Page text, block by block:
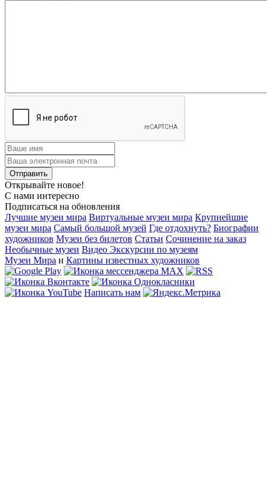
Открывайте новое!
С нами интересно
Подписаться на обновления
Лучшие музеи мира Виртуальные музеи мира Крупнейшие
музеи мира Самый большой музей Где отдохнуть? Биографии
художников Музеи без билетов Статьи Сочинение на заказ
Необычные музеи Видео Экскурсии по музеям
Музеи Мира и Картины известных художников
Написать нам